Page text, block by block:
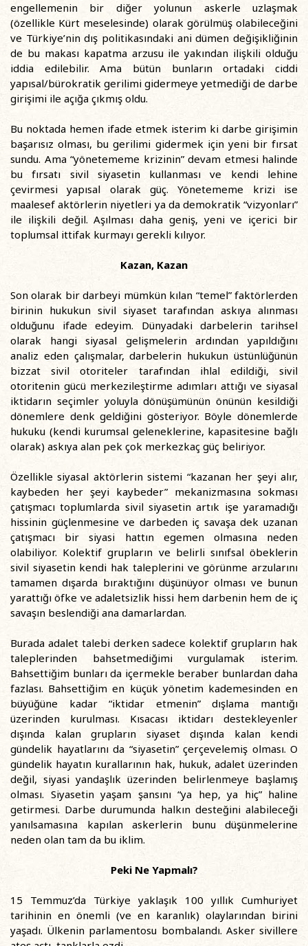
engellemenin bir diğer yolunun askerle uzlaşmak
(özellikle Kürt meselesinde) olarak görülmüş olabileceğini
ve Türkiye’nin dış politikasındaki ani dümen değişikliğinin
de bu makası kapatma arzusu ile yakından ilişkili olduğu
iddia edilebilir. Ama bütün bunların ortadaki ciddi
yapısal/bürokratik gerilimi gidermeye yetmediği de darbe
girişimi ile açığa çıkmış oldu.
Bu noktada hemen ifade etmek isterim ki darbe girişimin
başarısız olması, bu gerilimi gidermek için yeni bir fırsat
sundu. Ama “yönetememe krizinin” devam etmesi halinde
bu fırsatı sivil siyasetin kullanması ve kendi lehine
çevirmesi yapısal olarak güç. Yönetememe krizi ise
maalesef aktörlerin niyetleri ya da demokratik “vizyonları”
ile ilişkili değil. Aşılması daha geniş, yeni ve içerici bir
toplumsal ittifak kurmayı gerekli kılıyor.
Kazan, Kazan
Son olarak bir darbeyi mümkün kılan “temel” faktörlerden
birinin hukukun sivil siyaset tarafından askıya alınması
olduğunu ifade edeyim. Dünyadaki darbelerin tarihsel
olarak hangi siyasal gelişmelerin ardından yapıldığını
analiz eden çalışmalar, darbelerin hukukun üstünlüğünün
bizzat sivil otoriteler tarafından ihlal edildiği, sivil
otoritenin gücü merkezileştirme adımları attığı ve siyasal
iktidarın seçimler yoluyla dönüşümünün önünün kesildiği
dönemlere denk geldiğini gösteriyor. Böyle dönemlerde
hukuku (kendi kurumsal geleneklerine, kapasitesine bağlı
olarak) askıya alan pek çok merkezkaç güç beliriyor.
Özellikle siyasal aktörlerin sistemi “kazanan her şeyi alır,
kaybeden her şeyi kaybeder” mekanizmasına sokması
çatışmacı toplumlarda sivil siyasetin artık işe yaramadığı
hissinin güçlenmesine ve darbeden iç savaşa dek uzanan
çatışmacı bir siyasi hattın egemen olmasına neden
olabiliyor. Kolektif grupların ve belirli sınıfsal öbeklerin
sivil siyasetin kendi hak taleplerini ve görünme arzularını
tamamen dışarda bıraktığını düşünüyor olması ve bunun
yarattığı öfke ve adaletsizlik hissi hem darbenin hem de iç
savaşın beslendiği ana damarlardan.
Burada adalet talebi derken sadece kolektif grupların hak
taleplerinden bahsetmediğimi vurgulamak isterim.
Bahsettiğim bunları da içermekle beraber bunlardan daha
fazlası. Bahsettiğim en küçük yönetim kademesinden en
büyüğüne kadar “iktidar etmenin” dışlama mantığı
üzerinden kurulması. Kısacası iktidarı destekleyenler
dışında kalan grupların siyaset dışında kalan kendi
gündelik hayatlarını da “siyasetin” çerçevelemiş olması. O
gündelik hayatın kurallarının hak, hukuk, adalet üzerinden
değil, siyasi yandaşlık üzerinden belirlenmeye başlamış
olması. Siyasetin yaşam şansını “ya hep, ya hiç” haline
getirmesi. Darbe durumunda halkın desteğini alabileceği
yanılsamasına kapılan askerlerin bunu düşünmelerine
neden olan tam da bu iklim.
Peki Ne Yapmalı?
15 Temmuz’da Türkiye yaklaşık 100 yıllık Cumhuriyet
tarihinin en önemli (ve en karanlık) olaylarından birini
yaşadı. Ülkenin parlamentosu bombalandı. Asker sivillere